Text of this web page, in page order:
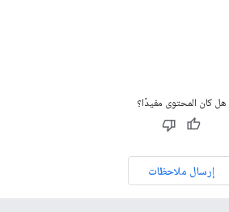
هل كان المحتوى مفيدًا؟
إرسال ملاحظات